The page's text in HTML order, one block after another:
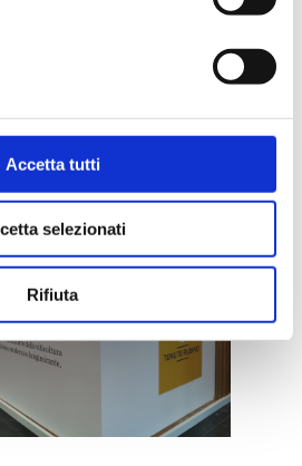
Accetta tutti
selezionati
Rifiuta
songwriter
aperte” returns